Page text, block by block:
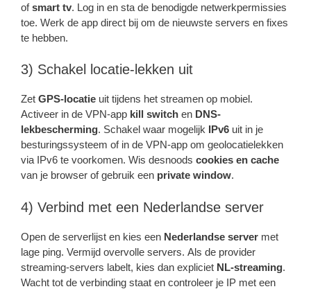
ofsmart tv. Log in en sta de benodigde netwerkpermissies
toe. Werk de app direct bij om de nieuwste servers en fixes
te hebben.
3) Schakel locatie-lekken uit
Zet GPS-locatie uit tijdens het streamen op mobiel.
Activeer in de VPN-app kill switch en DNS-
lekbescherming. Schakel waar mogelijk IPv6 uit in je
besturingssysteem of in de VPN-app om geolocatielekken
via IPv6 te voorkomen. Wis desnoods cookies en cache
van je browser of gebruik een private window.
4) Verbind met een Nederlandse server
Open de serverlijst en kies een Nederlandse server met
lage ping. Vermijd overvolle servers. Als de provider
streaming-servers labelt, kies dan expliciet NL-streaming.
Wacht tot de verbinding staat en controleer je IP met een